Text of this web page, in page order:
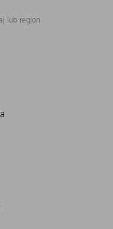
lub region